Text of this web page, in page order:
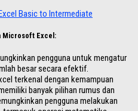
Basic to Intermediate
Microsoft Excel:
pengguna untuk mengatur
besar secara efektif.
terkenal dengan kemampuan
banyak pilihan rumus dan
pengguna melakukan